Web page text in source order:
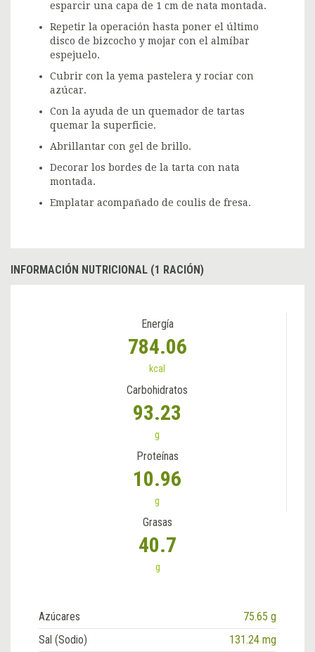
esparcir una capa de 1 cm de nata montada.
Repetir la operación hasta poner el último
disco de bizcocho y mojar con el almíbar
espejuelo.
Cubrir con la yema pastelera y rociar con
azúcar.
Con la ayuda de un quemador de tartas
quemar la superficie.
Abrillantar con gel de brillo.
Decorar los bordes de la tarta con nata
montada.
Emplatar acompañado de coulis de fresa.
INFORMACIÓN NUTRICIONAL (1 RACIÓN)
Energía
784.06
kcal
Carbohidratos
93.23
g
Proteínas
10.96
g
Grasas
40.7
g
Azúcares
75.65 g
Sal (Sodio)
131.24 mg